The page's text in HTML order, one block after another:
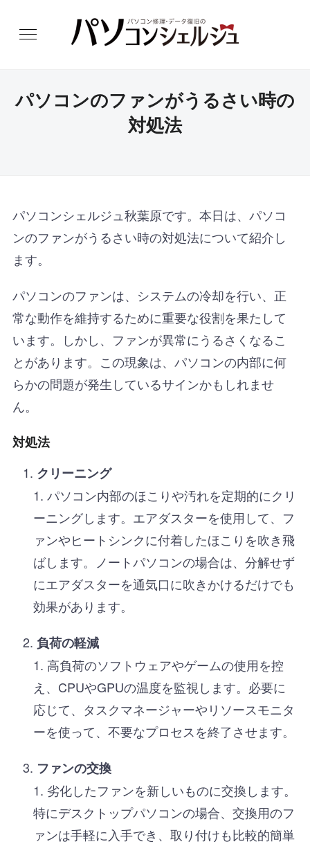
パソコンのファンがうるさい時の
対処法
パソコンシェルジュ秋葉原です。本日は、パソコ
ンのファンがうるさい時の対処法について紹介し
ます。
パソコンのファンは、システムの冷却を行い、正
常な動作を維持するために重要な役割を果たして
います。しかし、ファンが異常にうるさくなるこ
とがあります。この現象は、パソコンの内部に何
らかの問題が発生しているサインかもしれませ
ん。
対処法
クリーニング
パソコン内部のほこりや汚れを定期的にクリ
ーニングします。エアダスターを使用して、フ
ァンやヒートシンクに付着したほこりを吹き飛
ばします。ノートパソコンの場合は、分解せず
にエアダスターを通気口に吹きかけるだけでも
効果があります。
負荷の軽減
高負荷のソフトウェアやゲームの使用を控
え、CPUやGPUの温度を監視します。必要に
応じて、タスクマネージャーやリソースモニタ
ーを使って、不要なプロセスを終了させます。
ファンの交換
劣化したファンを新しいものに交換します。
特にデスクトップパソコンの場合、交換用のフ
ァンは手軽に入手でき、取り付けも比較的簡単